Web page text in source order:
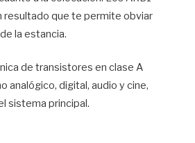
resultado que te permite obviar
la estancia.
de transistores en clase A
analógico, digital, audio y cine,
sistema principal.